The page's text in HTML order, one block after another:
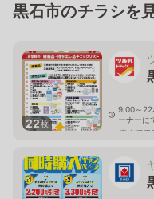
黒石市のチラシを
22枚
9:00～
ーナーに
青森県黒